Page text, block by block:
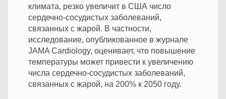
климата, резко увеличит в США число
сердечно-сосудистых заболеваний,
связанных с жарой. В частности,
исследование, опубликованное в журнале
JAMA Cardiology, оценивает, что повышение
температуры может привести к увеличению
числа сердечно-сосудистых заболеваний,
связанных с жарой, на 200% к 2050 году.